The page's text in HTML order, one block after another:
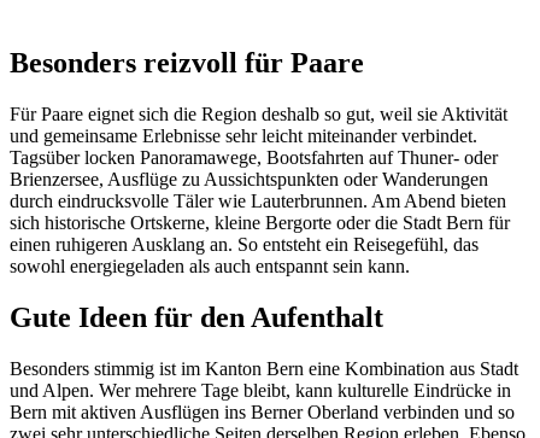
Besonders reizvoll für Paare
Für Paare eignet sich die Region deshalb so gut, weil sie Aktivität
und gemeinsame Erlebnisse sehr leicht miteinander verbindet.
Tagsüber locken Panoramawege, Bootsfahrten auf Thuner- oder
Brienzersee, Ausflüge zu Aussichtspunkten oder Wanderungen
durch eindrucksvolle Täler wie Lauterbrunnen. Am Abend bieten
sich historische Ortskerne, kleine Bergorte oder die Stadt Bern für
einen ruhigeren Ausklang an. So entsteht ein Reisegefühl, das
sowohl energiegeladen als auch entspannt sein kann.
Gute Ideen für den Aufenthalt
Besonders stimmig ist im Kanton Bern eine Kombination aus Stadt
und Alpen. Wer mehrere Tage bleibt, kann kulturelle Eindrücke in
Bern mit aktiven Ausflügen ins Berner Oberland verbinden und so
zwei sehr unterschiedliche Seiten derselben Region erleben. Ebenso